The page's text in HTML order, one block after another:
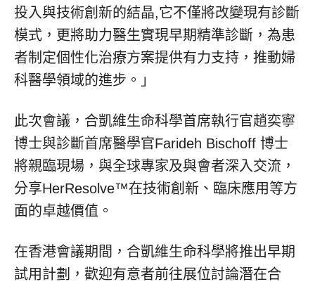
投入與技術創新的結晶,它不僅將改變現有診斷
模式，更將助力醫生實現早期精準診斷，為患
者制定個性化治療方案提供有力支持，推動婦
科醫學領域的進步。」
此次會議，合凱維生命科學首席執行官趙奕寧
博士與診斷首席醫學官Farideh Bischoff 博士
將親臨現場，與全球專家及與會者深入交流，
分享HerResolve™在技術創新、臨床應用等方
面的卓越價值。
在香港會議期間，合凱維生命科學將推出早期
試用計劃，歡迎有意者前往展位討論潛在合